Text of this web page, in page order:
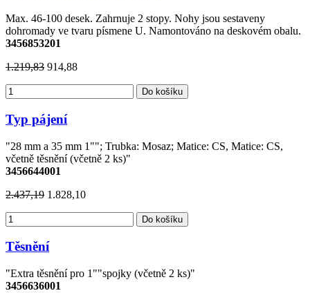
Max. 46-100 desek. Zahrnuje 2 stopy. Nohy jsou sestaveny
dohromady ve tvaru písmene U. Namontováno na deskovém obalu.
3456853201
1.219,83 914,88
Do košíku
Typ pájení
"28 mm a 35 mm 1""; Trubka: Mosaz; Matice: CS, Matice: CS,
včetně těsnění (včetně 2 ks)"
3456644001
2.437,19 1.828,10
Do košíku
Těsnění
"Extra těsnění pro 1""spojky (včetně 2 ks)"
3456636001